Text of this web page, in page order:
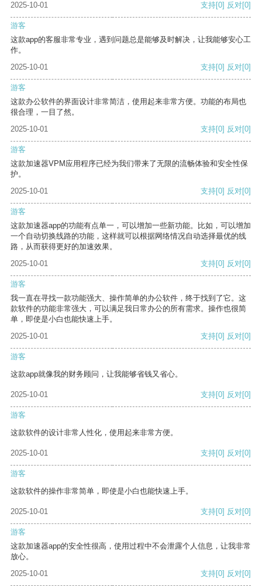
2025-10-01
支持[0] 反对[0]
游客
这款app的客服非常专业，遇到问题总是能够及时解决，让我能够安心工
作。
2025-10-01
支持[0] 反对[0]
游客
这款办公软件的界面设计非常简洁，使用起来非常方便。功能的布局也
很合理，一目了然。
2025-10-01
支持[0] 反对[0]
游客
这款加速器VPM应用程序已经为我们带来了无限的流畅体验和安全性保
护。
2025-10-01
支持[0] 反对[0]
游客
这款加速器app的功能有点单一，可以增加一些新功能。比如，可以增加
一个自动切换线路的功能，这样就可以根据网络情况自动选择最优的线
路，从而获得更好的加速效果。
2025-10-01
支持[0] 反对[0]
游客
我一直在寻找一款功能强大、操作简单的办公软件，终于找到了它。这
款软件的功能非常强大，可以满足我日常办公的所有需求。操作也很简
单，即使是小白也能快速上手。
2025-10-01
支持[0] 反对[0]
游客
这款app就像我的财务顾问，让我能够省钱又省心。
2025-10-01 支持[0] 反对[0]
游客
这款软件的设计非常人性化，使用起来非常方便。
2025-10-01 支持[0] 反对[0]
游客
这款软件的操作非常简单，即使是小白也能快速上手。
2025-10-01 支持[0] 反对[0]
游客
这款加速器app的安全性很高，使用过程中不会泄露个人信息，让我非常
放心。
2025-10-01
支持[0] 反对[0]